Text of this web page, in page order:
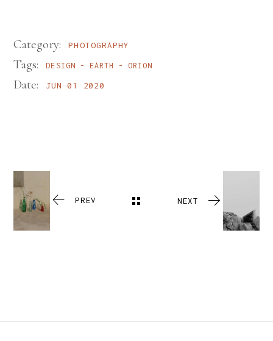
Category: PHOTOGRAPHY
Tags: DESIGN EARTH ORION
Date: JUN 01 2020
PREV NEXT